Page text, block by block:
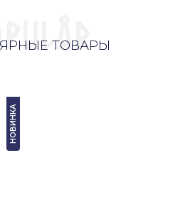
ТОВАРЫ
НОВИНКА